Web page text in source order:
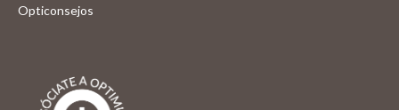
Opticonsejos